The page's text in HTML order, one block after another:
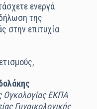
ενεργά
της
στην επιτυχία
Ογκολογίας ΕΚΠΑ
Γυναικολογικής